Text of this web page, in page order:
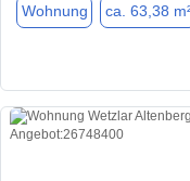
Wohnung ca. 63,38